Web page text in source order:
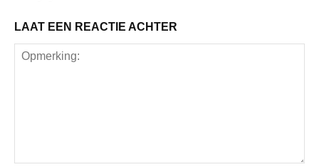
LAAT EEN REACTIE ACHTER